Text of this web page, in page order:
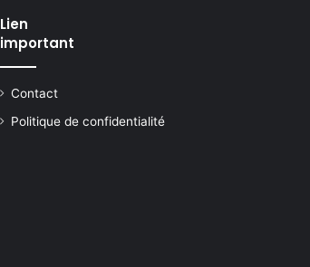
Lien
important
Contact
Politique de confidentialité